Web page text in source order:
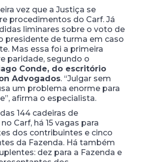
vez que a Justiça se
procedimentos do Carf. Já
liminares sobre o voto de
presidente de turma em caso
Mas essa foi a primeira
paridade, segundo o
Conde, do escritório
Advogados. “Julgar sem
um problema enorme para
afirma o especialista.
144 cadeiras de
Carf, há 15 vagas para
dos contribuintes e cinco
da Fazenda. Há também
dez para a Fazenda e